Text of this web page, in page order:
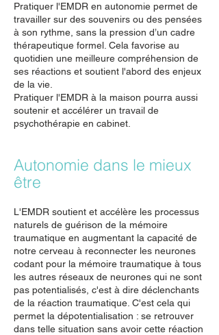
Pratiquer l'EMDR en autonomie permet de
travailler sur des souvenirs ou des pensées
à son rythme, sans la pression d’un cadre
thérapeutique formel. Cela favorise au
quotidien une meilleure compréhension de
ses réactions et soutient l'abord des enjeux
de la vie.
Pratiquer l'EMDR à la maison pourra aussi
soutenir et accélérer un travail de
psychothérapie en cabinet.
Autonomie dans le mieux
être
L'EMDR soutient et accélère les processus
naturels de guérison de la mémoire
traumatique en augmentant la capacité de
notre cerveau à reconnecter les neurones
codant pour la mémoire traumatique à tous
les autres réseaux de neurones qui ne sont
pas potentialisés, c'est à dire déclenchants
de la réaction traumatique. C'est cela qui
permet la dépotentialisation : se retrouver
dans telle situation sans avoir cette réaction